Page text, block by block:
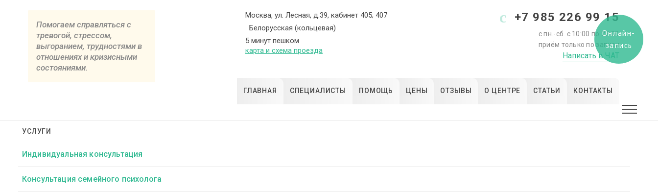
Помогаем справляться с
тревогой, стрессом,
выгоранием, трудностями в
отношениях и кризисными
состояниями.
Москва, ул. Лесная, д.39, кабинет 405; 407
Белорусская (кольцевая)
5 минут пешком
карта и схема проезда
+7 985 226 99 15
с пн.-сб. с 10:00 по 22:00
приём только по записи
Написать в ЧАТ
ГЛАВНАЯ СПЕЦИАЛИСТЫ ПОМОЩЬ ЦЕНЫ ОТЗЫВЫ О ЦЕНТРЕ СТАТЬИ КОНТАКТЫ
УСЛУГИ
Индивидуальная консультация
Консультация семейного психолога
Онлайн-
запись